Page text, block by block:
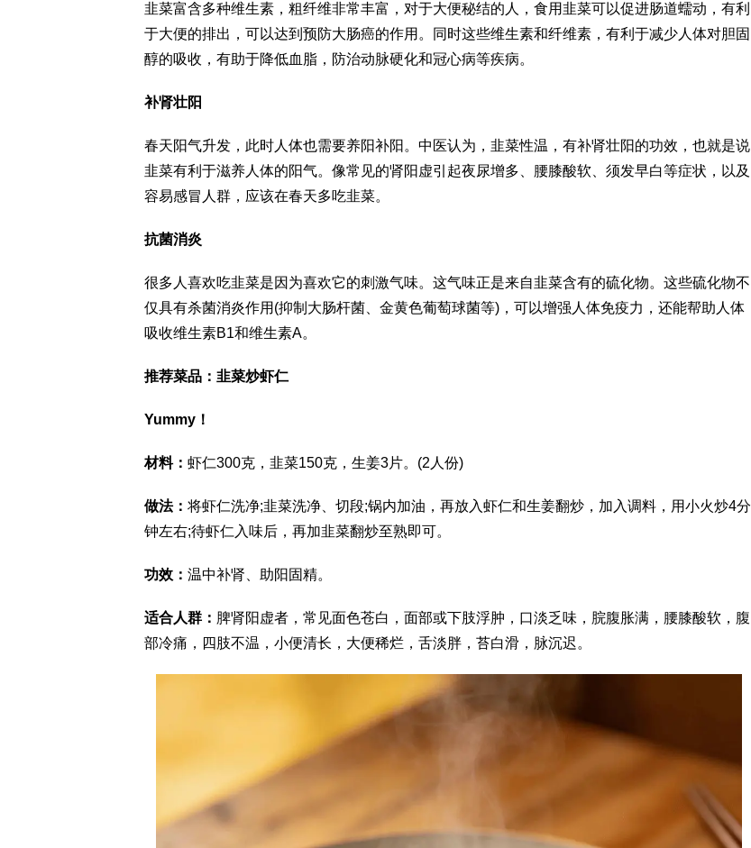
韭菜富含多种维生素，粗纤维非常丰富，对于大便秘结的人，食用韭菜可以促进肠道蠕动，有利
于大便的排出，可以达到预防大肠癌的作用。同时这些维生素和纤维素，有利于减少人体对胆固
醇的吸收，有助于降低血脂，防治动脉硬化和冠心病等疾病。
补肾壮阳
春天阳气升发，此时人体也需要养阳补阳。中医认为，韭菜性温，有补肾壮阳的功效，也就是说
韭菜有利于滋养人体的阳气。像常见的肾阳虚引起夜尿增多、腰膝酸软、须发早白等症状，以及
容易感冒人群，应该在春天多吃韭菜。
抗菌消炎
很多人喜欢吃韭菜是因为喜欢它的刺激气味。这气味正是来自韭菜含有的硫化物。这些硫化物不
仅具有杀菌消炎作用(抑制大肠杆菌、金黄色葡萄球菌等)，可以增强人体免疫力，还能帮助人体
吸收维生素B1和维生素A。
推荐菜品：韭菜炒虾仁
Yummy！
材料： 虾仁300克，韭菜150克，生姜3片。(2人份)
做法： 将虾仁洗净;韭菜洗净、切段;锅内加油，再放入虾仁和生姜翻炒，加入调料，用小火炒4分
钟左右;待虾仁入味后，再加韭菜翻炒至熟即可。
功效： 温中补肾、助阳固精。
适合人群： 脾肾阳虚者，常见面色苍白，面部或下肢浮肿，口淡乏味，脘腹胀满，腰膝酸软，腹
部冷痛，四肢不温，小便清长，大便稀烂，舌淡胖，苔白滑，脉沉迟。